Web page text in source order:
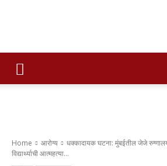
Times
Home आरोग्य
धक्कादायक घटना: मुंबईतील जेजे
विद्यार्थ्याची आत्महत्या...